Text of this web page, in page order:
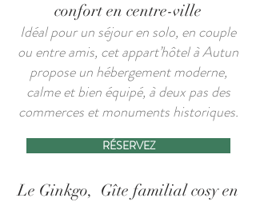
confort en centre-ville
Idéal pour un séjour en solo, en couple
ou entre amis, cet appart’hôtel à Autun
propose un hébergement moderne,
calme et bien équipé, à deux pas des
commerces et monuments historiques.
RÉSERVEZ
Le Ginkgo, Gîte familial cosy en